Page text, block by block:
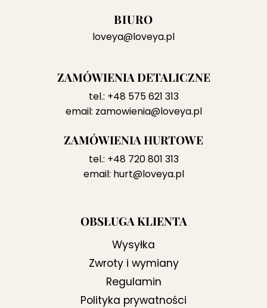
BIURO
loveya@loveya.pl
ZAMÓWIENIA DETALICZNE
tel.: +48 575 621 313
email: zamowienia@loveya.pl
ZAMÓWIENIA HURTOWE
tel.: +48 720 801 313
email: hurt@loveya.pl
OBSŁUGA KLIENTA
Wysyłka
Zwroty i wymiany
Regulamin
Polityka prywatności